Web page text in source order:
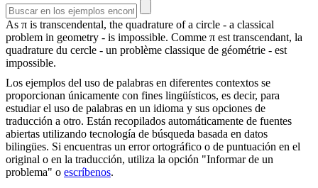
As π is transcendental, the quadrature of a circle - a classical
problem in geometry - is impossible. Comme π est transcendant, la
quadrature du cercle - un problème classique de géométrie - est
impossible.
Los ejemplos del uso de palabras en diferentes contextos se
proporcionan únicamente con fines lingüísticos, es decir, para
estudiar el uso de palabras en un idioma y sus opciones de
traducción a otro. Están recopilados automáticamente de fuentes
abiertas utilizando tecnología de búsqueda basada en datos
bilingües. Si encuentras un error ortográfico o de puntuación en el
original o en la traducción, utiliza la opción "Informar de un
problema" o escríbenos.